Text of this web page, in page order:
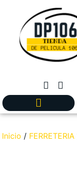
Inicio / FERRETERIA